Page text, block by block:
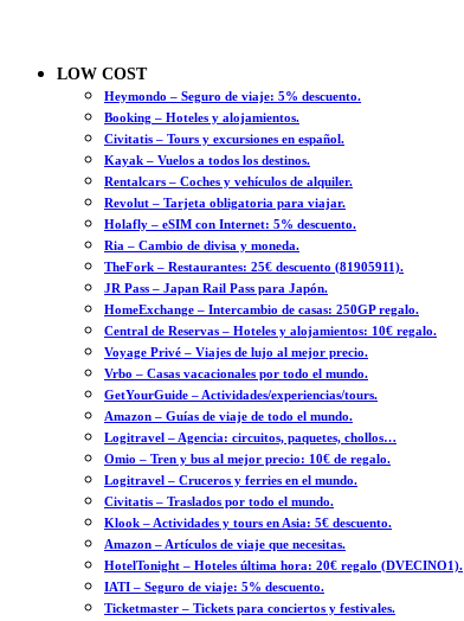
LOW COST
Heymondo – Seguro de viaje: 5% descuento.
Booking – Hoteles y alojamientos.
Civitatis – Tours y excursiones en español.
Kayak – Vuelos a todos los destinos.
Rentalcars – Coches y vehículos de alquiler.
Revolut – Tarjeta obligatoria para viajar.
Holafly – eSIM con Internet: 5% descuento.
Ria – Cambio de divisa y moneda.
TheFork – Restaurantes: 25€ descuento (81905911).
JR Pass – Japan Rail Pass para Japón.
HomeExchange – Intercambio de casas: 250GP regalo.
Central de Reservas – Hoteles y alojamientos: 10€ regalo.
Voyage Privé – Viajes de lujo al mejor precio.
Vrbo – Casas vacacionales por todo el mundo.
GetYourGuide – Actividades/experiencias/tours.
Amazon – Guías de viaje de todo el mundo.
Logitravel – Agencia: circuitos, paquetes, chollos…
Omio – Tren y bus al mejor precio: 10€ de regalo.
Logitravel – Cruceros y ferries en el mundo.
Civitatis – Traslados por todo el mundo.
Klook – Actividades y tours en Asia: 5€ descuento.
Amazon – Artículos de viaje que necesitas.
HotelTonight – Hoteles última hora: 20€ regalo (DVECINO1).
IATI – Seguro de viaje: 5% descuento.
Ticketmaster – Tickets para conciertos y festivales.